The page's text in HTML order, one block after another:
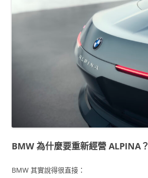
BMW 為什麼要重新經營 ALPINA？
BMW 其實說得很直接：